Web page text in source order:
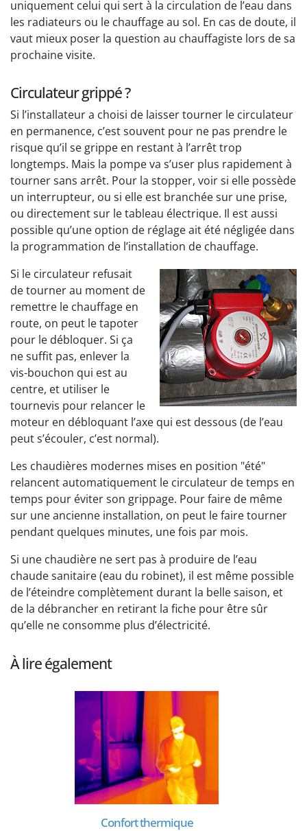
uniquement celui qui sert à la circulation de l’eau dans
les radiateurs ou le chauffage au sol. En cas de doute, il
vaut mieux poser la question au chauffagiste lors de sa
prochaine visite.
Circulateur grippé ?
Si l’installateur a choisi de laisser tourner le circulateur
en permanence, c’est souvent pour ne pas prendre le
risque qu’il se grippe en restant à l’arrêt trop
longtemps. Mais la pompe va s’user plus rapidement à
tourner sans arrêt. Pour la stopper, voir si elle possède
un interrupteur, ou si elle est branchée sur une prise,
ou directement sur le tableau électrique. Il est aussi
possible qu’une option de réglage ait été négligée dans
la programmation de l’installation de chauffage.
Si le circulateur refusait
de tourner au moment de
remettre le chauffage en
route, on peut le tapoter
pour le débloquer. Si ça
ne suffit pas, enlever la
vis-bouchon qui est au
centre, et utiliser le
tournevis pour relancer le
moteur en débloquant l’axe qui est dessous (de l’eau
peut s’écouler, c’est normal).
Les chaudières modernes mises en position "été"
relancent automatiquement le circulateur de temps en
temps pour éviter son grippage. Pour faire de même
sur une ancienne installation, on peut le faire tourner
pendant quelques minutes, une fois par mois.
Si une chaudière ne sert pas à produire de l’eau
chaude sanitaire (eau du robinet), il est même possible
de l’éteindre complètement durant la belle saison, et
de la débrancher en retirant la fiche pour être sûr
qu’elle ne consomme plus d’électricité.
À lire également
Confort thermique